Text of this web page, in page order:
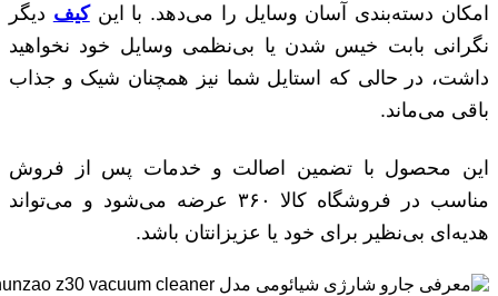
امکان دسته‌بندی آسان وسایل را می‌دهد. با اینکیف دیگر
نگرانی بابت خیس شدن یا بی‌نظمی وسایل خود نخواهید
داشت، در حالی که استایل شما نیز همچنان شیک و جذاب
باقی می‌ماند.
این محصول با تضمین اصالت و خدمات پس از فروش
مناسب در فروشگاه کالا ۳۶۰ عرضه می‌شود و می‌تواند
هدیه‌ای بی‌نظیر برای خود یا عزیزانتان باشد.